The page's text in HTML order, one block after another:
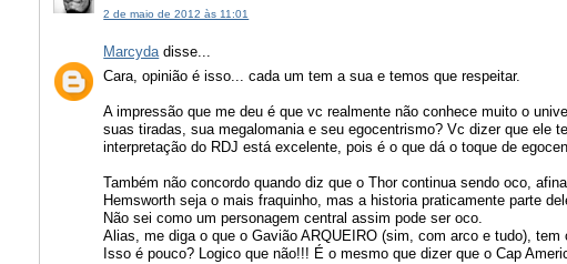
2 de maio de 2012 às 11:01
Marcyda disse...
Cara, opinião é isso... cada um tem a sua e temos que respeitar.
A impressão que me deu é que vc realmente não conhece muito o
suas tiradas, sua megalomania e seu egocentrismo? Vc dizer que ele
interpretação do RDJ está excelente, pois é o que dá o toque de
Também não concordo quando diz que o Thor continua sendo oco,
Hemsworth seja o mais fraquinho, mas a historia praticamente parte
Não sei como um personagem central assim pode ser oco.
Alias, me diga o que o Gavião ARQUEIRO (sim, com arco e tudo),
Isso é pouco? Logico que não!!! É o mesmo que dizer que o Cap